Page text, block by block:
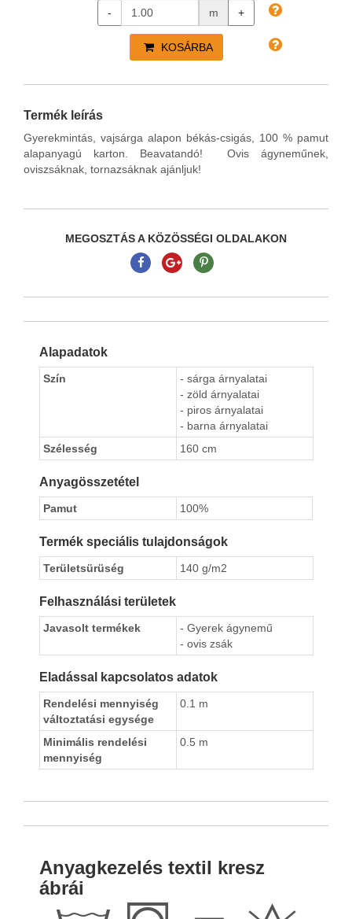
- m +
KOSÁRBA
Termék leírás
Gyerekmintás, vajsárga alapon békás-csigás, 100 % pamut
alapanyagú karton. Beavatandó! Ovis ágyneműnek,
oviszsáknak, tornazsáknak ajánljuk!
MEGOSZTÁS A KÖZÖSSÉGI OLDALAKON
Alapadatok
Szín
- sárga árnyalatai
- zöld árnyalatai
- piros árnyalatai
- barna árnyalatai
Szélesség
160 cm
Anyagösszetétel
Pamut 100%
Termék speciális tulajdonságok
Területsürüség 140 g/m2
Felhasználási területek
Javasolt termékek
- Gyerek ágynemű
- ovis zsák
Eladással kapcsolatos adatok
Rendelési mennyiség
változtatási egysége
0.1 m
Minimális rendelési
mennyiség
0.5 m
Anyagkezelés textil kresz
ábrái